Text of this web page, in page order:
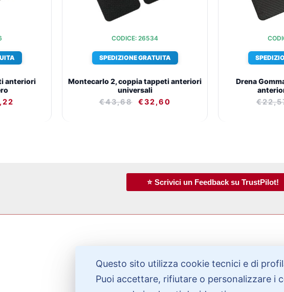
anteriori
CODICE: 26534
SPEDIZIONE GRATUITA
Montecarlo 2, coppia tappeti anteriori
universali
€43,68 €32,60
Drena
€
⭐ Scrivici un Feedback su TrustPilot!
Bisogno di aiuto?
Questo sito utilizza cookie tecnici e di
Puoi accettare, rifiutare o personalizzare i